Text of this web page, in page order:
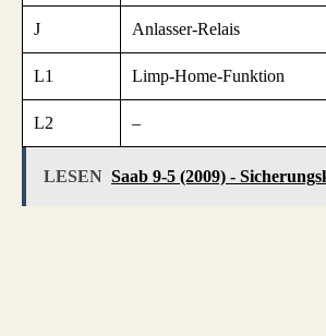
J Anlasser-Relais
L1 Limp-Home-Funktion
L2 –
LESEN Saab 9-5 (2009) -